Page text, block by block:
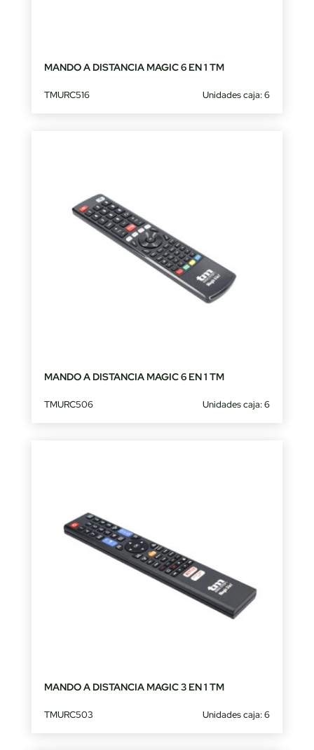
MANDO A DISTANCIA MAGIC 6 EN 1 TM
TMURC516 Unidades caja: 6
MANDO A DISTANCIA MAGIC 6 EN 1 TM
TMURC506 Unidades caja: 6
MANDO A DISTANCIA MAGIC 3 EN 1 TM
TMURC503 Unidades caja: 6